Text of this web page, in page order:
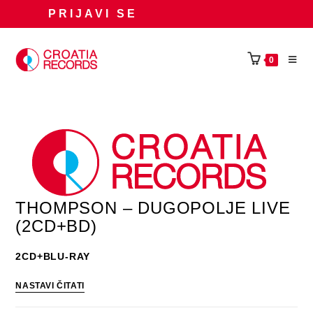
PRIJAVI SE
0
THOMPSON – DUGOPOLJE LIVE
(2CD+BD)
2CD+BLU-RAY
NASTAVI ČITATITHOMPSON